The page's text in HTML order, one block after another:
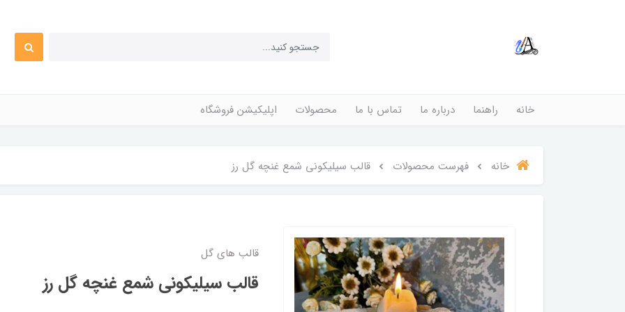
خانه راهنما درباره ما تماس با ما محصولات اپلیکیشن فروشگاه
خانه فهرست محصولات قالب سیلیکونی شمع غنچه گل رز
قالب های گل
قالب سیلیکونی شمع غنچه گل رز